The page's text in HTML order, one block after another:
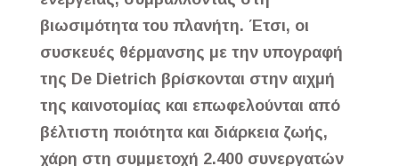
βιωσιμότητα του πλανήτη. Έτσι, οι
συσκευές θέρμανσης με την υπογραφή
της De Dietrich βρίσκονται στην αιχμή
της καινοτομίας και επωφελούνται από
βέλτιστη ποιότητα και διάρκεια ζωής,
χάρη στη συμμετοχή 2.400 συνεργατών